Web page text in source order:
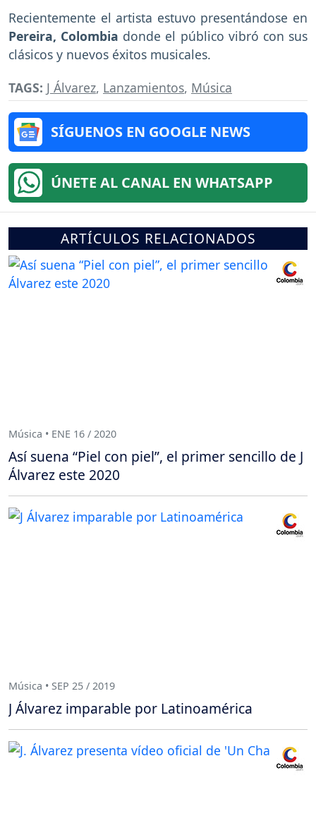
Recientemente el artista estuvo presentándose en
Pereira, Colombia donde el público vibró con sus
clásicos y nuevos éxitos musicales.
TAGS: J Álvarez, Lanzamientos, Música
SÍGUENOS EN GOOGLE NEWS
ÚNETE AL CANAL EN WHATSAPP
ARTÍCULOS RELACIONADOS
Música • ENE 16 / 2020
Así suena “Piel con piel”, el primer sencillo de J
Álvarez este 2020
Música • SEP 25 / 2019
J Álvarez imparable por Latinoamérica